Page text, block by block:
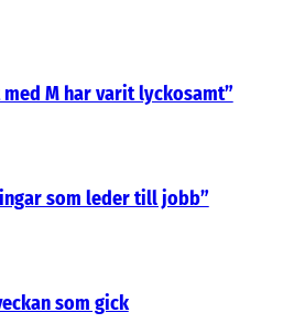
M har varit lyckosamt”
som leder till jobb”
som gick